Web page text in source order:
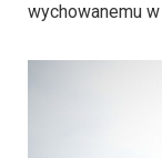
wychowanemu